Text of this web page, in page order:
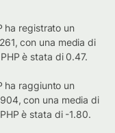
ha registrato un
con una media di
è stata di 0.47.
ha raggiunto un
con una media di
è stata di -1.80.